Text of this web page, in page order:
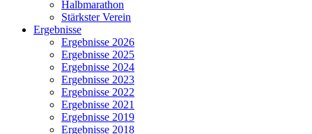
Halbmarathon
Stärkster Verein
Ergebnisse
Ergebnisse 2026
Ergebnisse 2025
Ergebnisse 2024
Ergebnisse 2023
Ergebnisse 2022
Ergebnisse 2021
Ergebnisse 2019
Ergebnisse 2018